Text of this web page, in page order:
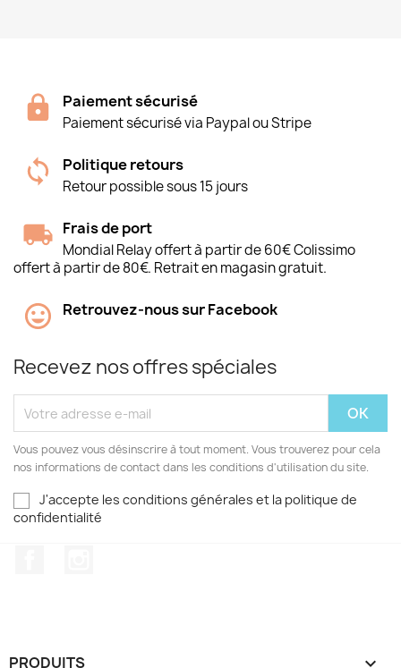
Paiement sécurisé
Paiement sécurisé via Paypal ou Stripe
Politique retours
Retour possible sous 15 jours
Frais de port
Mondial Relay offert à partir de 60€ Colissimo
offert à partir de 80€. Retrait en magasin gratuit.
Retrouvez-nous sur Facebook
Recevez nos offres spéciales
Vous pouvez vous désinscrire à tout moment. Vous trouverez pour cela
nos informations de contact dans les conditions d'utilisation du site.
J'accepte les conditions générales et la politique de
confidentialité
PRODUITS 